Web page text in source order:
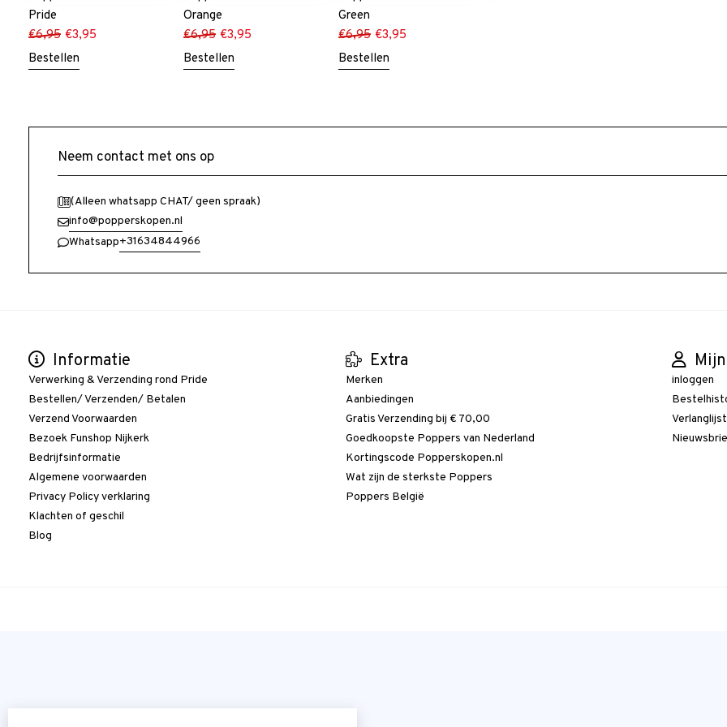
Pride
€6,95 €3,95
Bestellen
Orange
€6,95 €3,95
Bestellen
Green
€6,95 €3,95
Bestellen
Neem contact met ons op
(Alleen whatsapp CHAT/ geen spraak)
info@popperskopen.nl
Whatsapp+31634844966
Informatie
Verwerking & Verzending rond Pride
Bestellen/ Verzenden/ Betalen
Verzend Voorwaarden
Bezoek Funshop Nijkerk
Bedrijfsinformatie
Algemene voorwaarden
Privacy Policy verklaring
Klachten of geschil
Blog
Extra
Merken
Aanbiedingen
Gratis Verzending bij € 70,00
Goedkoopste Poppers van Nederland
Kortingscode Popperskopen.nl
Wat zijn de sterkste Poppers
Poppers België
inloggen
Verlanglijst